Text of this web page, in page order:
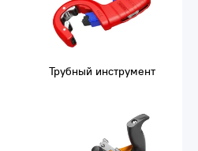
Трубный инструмент